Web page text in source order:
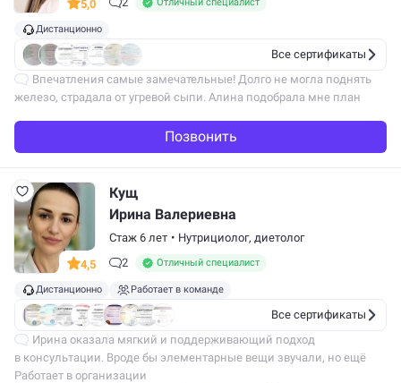
5,0
Дистанционно
Все сертификаты
Впечатления самые замечательные! Долго не могла поднять
железо, страдала от угревой сыпи. Алина подобрала мне план
идеально чистая! Бонусом…Позвонить
4,5
Кущ
Ирина Валериевна
Стаж 6 лет • Нутрициолог, диетолог
2
Отличный специалист
Дистанционно Работает в команде
Все сертификаты
Ирина оказала мягкий и поддерживающий подход
в консультации. Вроде бы элементарные вещи звучали, но ещё
никогда они не оказывались настолько подходящими и точными
Работает в организации